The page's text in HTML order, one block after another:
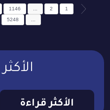
1
2
1146
5248
الأكثر قراءة